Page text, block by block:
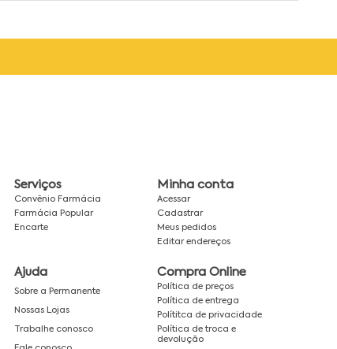
Serviços
Convênio Farmácia
Farmácia Popular
Encarte
Minha conta
Acessar
Cadastrar
Meus pedidos
Editar endereços
Ajuda
Sobre a Permanente
Nossas Lojas
Trabalhe conosco
Compra Online
Política de preços
Política de entrega
Polítitca de privacidade
Política de troca e
devolução